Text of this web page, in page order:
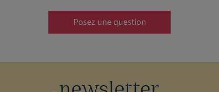
Posez une question
newsletter